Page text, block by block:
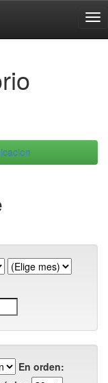
En orden: